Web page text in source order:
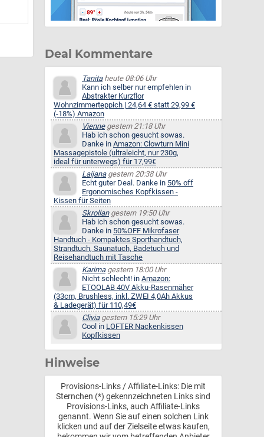
Deal Kommentare
Tanitaheute 08:06 Uhr
Kann ich selber nur empfehlen in
Abstrakter Kurzflor
Wohnzimmerteppich | 24,64 € statt 29,99 €
(-18%) Amazon
Viennegestern 21:18 Uhr
Hab ich schon gesucht sowas.
Danke in Amazon: Clowturn Mini
Massagepistole (ultraleicht, nur 230g,
ideal für unterwegs) für 17,99€
Laijanagestern 20:38 Uhr
Echt guter Deal. Danke in 50% off
Ergonomisches Kopfkissen -
Kissen für Seiten
Skrollangestern 19:50 Uhr
Hab ich schon gesucht sowas.
Danke in 50%OFF Mikrofaser
Handtuch - Kompaktes Sporthandtuch,
Strandtuch, Saunatuch, Badetuch und
Reisehandtuch mit Tasche
Karimagestern 18:00 Uhr
Nicht schlecht! in Amazon:
ETOOLAB 40V Akku-Rasenmäher
(33cm, Brushless, inkl. ZWEI 4,0Ah Akkus
& Ladegerät) für 110,49€
Cliviagestern 15:29 Uhr
Cool in LOFTER Nackenkissen
Kopfkissen
Hinweise
Provisions-Links / Affiliate-Links: Die mit
Sternchen (*) gekennzeichneten Links sind
Provisions-Links, auch Affiliate-Links
genannt. Wenn Sie auf einen solchen Link
klicken und auf der Zielseite etwas kaufen,